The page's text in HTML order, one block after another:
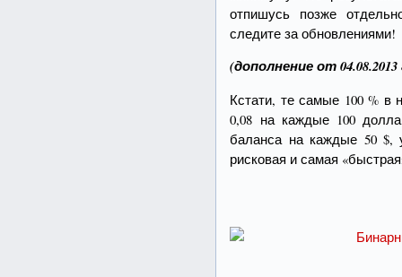
отпишусь позже
следите за обновлениями!
(дополнение от
Кстати, те самые 100 % в
0,08 на каждые 100
баланса на каждые 50 $,
рисковая и самая